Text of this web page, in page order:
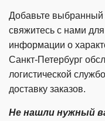
Добавьте выбранный
свяжитесь с нами
информации о
Санкт-Петербург
логистической
доставку заказов.
Не нашли нужный